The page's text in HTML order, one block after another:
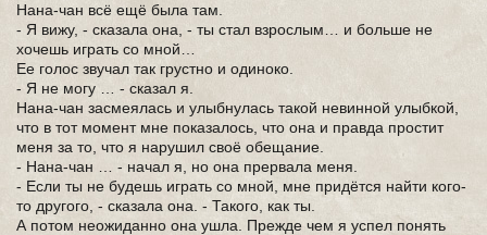
Нана-чан всё ещё была там.
- Я вижу, - сказала она, - ты стал взрослым… и больше не
хочешь играть со мной…
Ее голос звучал так грустно и одиноко.
- Я не могу … - сказал я.
Нана-чан засмеялась и улыбнулась такой невинной улыбкой,
что в тот момент мне показалось, что она и правда простит
меня за то, что я нарушил своё обещание.
- Нана-чан … - начал я, но она прервала меня.
- Если ты не будешь играть со мной, мне придётся найти кого-
то другого, - сказала она. - Такого, как ты.
А потом неожиданно она ушла. Прежде чем я успел понять